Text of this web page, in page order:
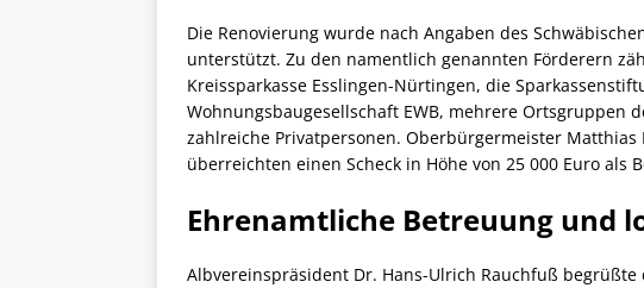
Die Renovierung wurde nach Angaben des
unterstützt. Zu den namentlich genannten Förderern
Kreissparkasse Esslingen-Nürtingen, die
Wohnungsbaugesellschaft EWB, mehrere Ortsgruppen
zahlreiche Privatpersonen. Oberbürgermeister
überreichten einen Scheck in Höhe von 25 000 Euro als
Ehrenamtliche Betreuung und
Albvereinspräsident Dr. Hans-Ulrich Rauchfuß